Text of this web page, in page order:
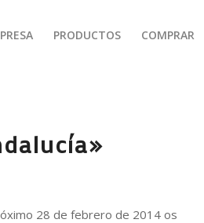
PRODUCTOS COMPRAR
28 de febrero de 2014 os